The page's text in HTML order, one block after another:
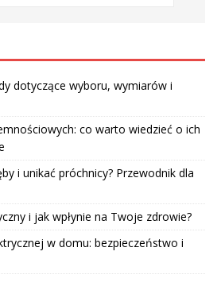
dotyczące wyboru, wymiarów i
co warto wiedzieć o ich
i unikać próchnicy? Przewodnik dla
i jak wpłynie na Twoje zdrowie?
w domu: bezpieczeństwo i